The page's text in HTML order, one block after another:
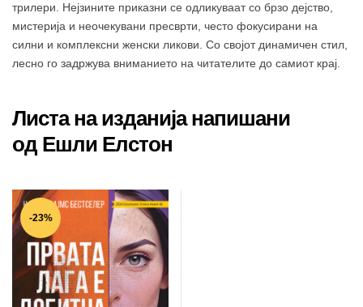
трилери. Нејзините приказни се одликуваат со брзо дејство,
мистерија и неочекувани пресврти, често фокусирани на
силни и комплексни женски ликови. Со својот динамичен стил,
лесно го задржува вниманието на читателите до самиот крај.
Листа на изданија напишани
од Ешли Елстон
-23%